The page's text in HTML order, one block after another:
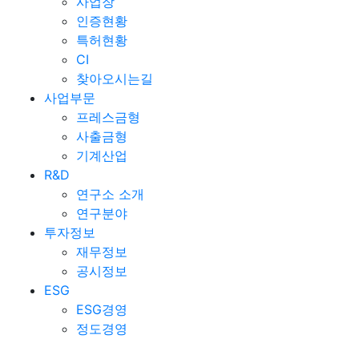
인증현황
특허현황
CI
찾아오시는길
사업부문
프레스금형
사출금형
기계산업
R&D
연구소 소개
연구분야
투자정보
재무정보
공시정보
ESG
ESG경영
정도경영